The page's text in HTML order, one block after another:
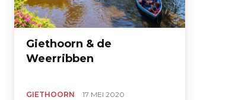
Giethoorn & de
Weerribben
GIETHOORN 17 MEI 2020